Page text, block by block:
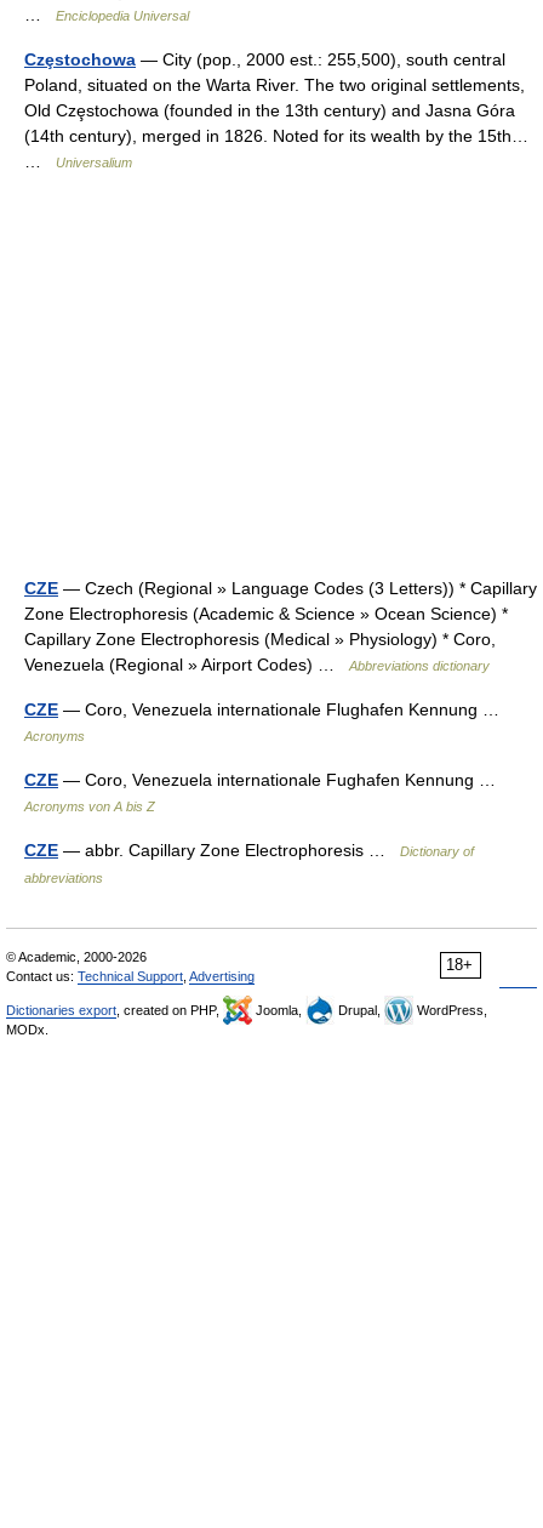
Enciclopedia Universal
Czȩstochowa — City (pop., 2000 est.: 255,500), south central
Poland, situated on the Warta River. The two original settlements,
Old Czȩstochowa (founded in the 13th century) and Jasna Góra
(14th century), merged in 1826. Noted for its wealth by the 15th…
Universalium
CZE — Czech (Regional » Language Codes (3 Letters)) * Capillary
Zone Electrophoresis (Academic & Science » Ocean Science) *
Capillary Zone Electrophoresis (Medical » Physiology) * Coro,
Venezuela (Regional » Airport Codes) …
Abbreviations dictionary
CZE — Coro, Venezuela internationale Flughafen Kennung …
Acronyms
CZE — Coro, Venezuela internationale Fughafen Kennung …
Acronyms von A bis Z
CZE — abbr. Capillary Zone Electrophoresis …
Dictionary of
abbreviations
18+
© Academic, 2000-2026
Contact us: Technical Support Advertising
Dictionaries export , created on PHP, Joomla, Drupal,
WordPress,
MODx.